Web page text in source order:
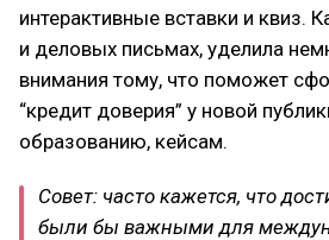
интерактивные вставки и квиз.
и деловых письмах, уделила
внимания тому, что поможет
“кредит доверия” у новой
образованию, кейсам.
Совет: часто кажется, что
были бы важными для